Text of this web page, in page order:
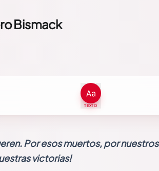
Bismack
TEXTO
Por esos muertos, por nuestros
victorias!